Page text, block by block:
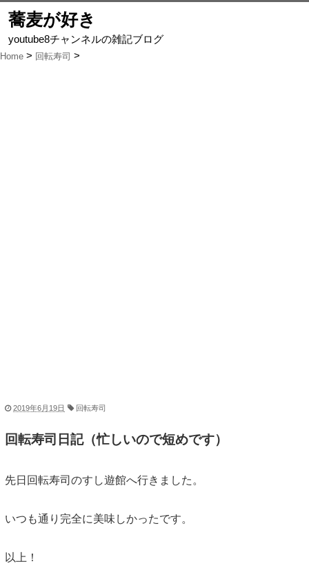
蕎麦が好き
youtube8チャンネルの雑記ブログ
Home 回転寿司
2019年6月19日 回転寿司
回転寿司日記（忙しいので短めです）
先日回転寿司のすし遊館へ行きました。
いつも通り完全に美味しかったです。
以上！